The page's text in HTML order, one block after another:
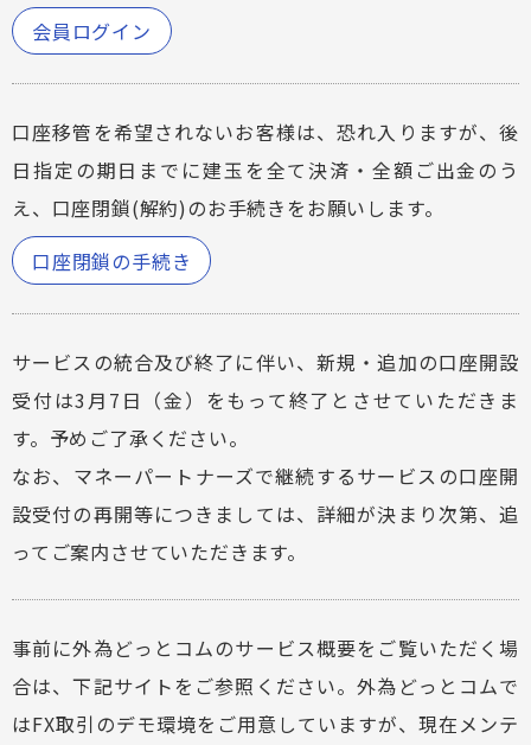
会員ログイン
口座移管を希望されないお客様は、恐れ入りますが、後
日指定の期日までに建玉を全て決済・全額ご出金のう
え、口座閉鎖(解約)のお手続きをお願いします。
口座閉鎖の手続き
サービスの統合及び終了に伴い、新規・追加の口座開設
受付は3月7日（金）をもって終了とさせていただきま
す。予めご了承ください。
なお、マネーパートナーズで継続するサービスの口座開
設受付の再開等につきましては、詳細が決まり次第、追
ってご案内させていただきます。
事前に外為どっとコムのサービス概要をご覧いただく場
合は、下記サイトをご参照ください。外為どっとコムで
はFX取引のデモ環境をご用意していますが、現在メンテ